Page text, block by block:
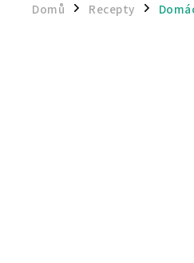
Domů / Recepty /